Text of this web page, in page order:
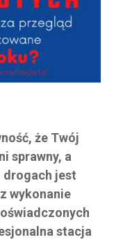
że Twój
sprawny, a
drogach jest
wykonanie
stacja